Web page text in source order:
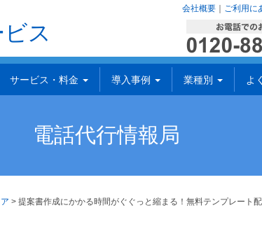
ス
会社概要 ご利用に
サービス・料金 導入事例 業種別 よ
電話代行情報局
> 提案書作成にかかる時間がぐぐっと縮まる！無料テンプレート